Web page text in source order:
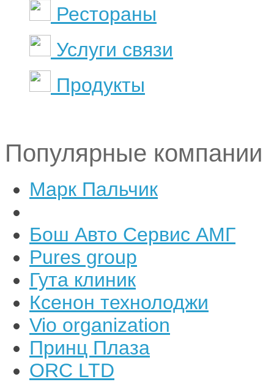
Рестораны
Услуги связи
Продукты
Популярные компании
Марк Пальчик
Бош Авто Сервис АМГ
Pures group
Гута клиник
Ксенон технолоджи
Vio organization
Принц Плаза
ORC LTD